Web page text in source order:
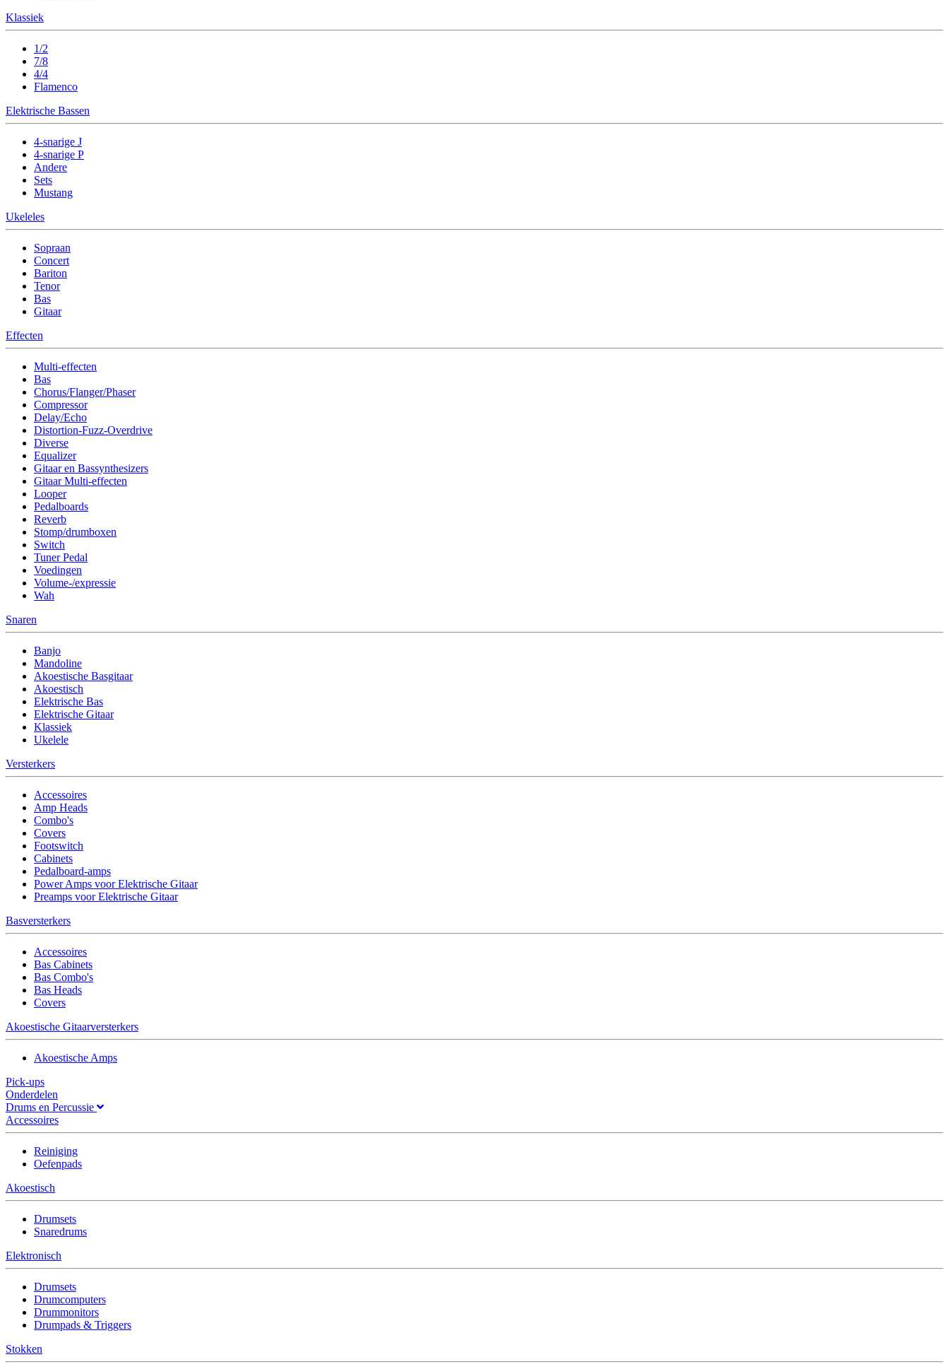
Klassiek
1/2
7/8
4/4
Flamenco
Elektrische Bassen
4-snarige J
4-snarige P
Andere
Sets
Mustang
Ukeleles
Sopraan
Concert
Bariton
Tenor
Bas
Gitaar
Effecten
Multi-effecten
Bas
Chorus/Flanger/Phaser
Compressor
Delay/Echo
Distortion-Fuzz-Overdrive
Diverse
Equalizer
Gitaar en Bassynthesizers
Gitaar Multi-effecten
Looper
Pedalboards
Reverb
Stomp/drumboxen
Switch
Tuner Pedal
Voedingen
Volume-/expressie
Wah
Snaren
Banjo
Mandoline
Akoestische Basgitaar
Akoestisch
Elektrische Bas
Elektrische Gitaar
Klassiek
Ukelele
Versterkers
Accessoires
Amp Heads
Combo's
Covers
Footswitch
Cabinets
Pedalboard-amps
Power Amps voor Elektrische Gitaar
Preamps voor Elektrische Gitaar
Basversterkers
Accessoires
Bas Cabinets
Bas Combo's
Bas Heads
Covers
Akoestische Gitaarversterkers
Akoestische Amps
Pick-ups
Onderdelen
Drums en Percussie
Accessoires
Reiniging
Oefenpads
Akoestisch
Drumsets
Snaredrums
Elektronisch
Drumsets
Drumcomputers
Drummonitors
Drumpads & Triggers
Stokken